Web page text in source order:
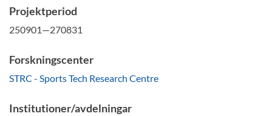
Projektperiod
250901—270831
Forskningscenter
STRC - Sports Tech Research Centre
Institutioner/avdelningar